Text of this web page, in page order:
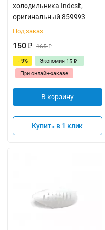
холодильника Indesit,
оригинальный 859993
Под заказ
150 ₽ 165₽
- 9% Экономия 15 ₽
При онлайн-заказе
В корзину
Купить в 1 клик